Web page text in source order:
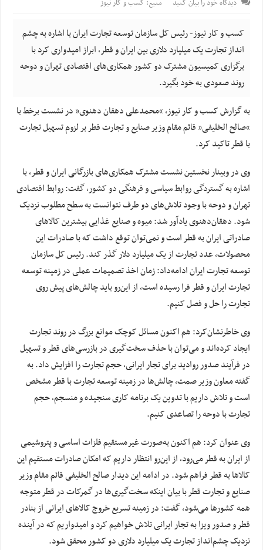
دیدگاه خود را بیان کنید
منبع: کسب و کار نیوز
کسب و کار نیوز- رئیس کل سازمان توسعه تجارت ایران با اشاره به چشم
انداز تجارت یک میلیارد دلاری بین ایران و قطر، ابراز امیدواری کرد با
برگزاری کمیسیون مشترک دو کشور همکاری‌های اقتصادی تهران و دوحه
روند صعودی به خود بگیرد.
به گزارش کسب و کار نیوز، “محمدعلی دهقان دهنوی” در نشست برخط با
“صالح الخلیفی” قائم مقام وزیر صنایع و تجارت قطر بر لزوم تسهیل تجارت
با قطر تاکید کرد.
وی در وبینار نخستین نشست مشترک همکاری‌های بازرگانی ایران و قطر، با
اشاره به گستردگی روابط سیاسی و فرهنگی دو کشور، گفت: روابط اقتصادی
تهران و دوحه با وجود تلاش‌های دو طرف نتوانست به سطح مطلوب نزدیک
شود. دهقان‌دهنوی یادآور شد: میوه و صنایع غذایی بیشترین کالاهای
صادراتی ایران به قطر است و نمی‌توان توقع داشت که با صادرات این
محصولات، عدد تجارت از یک میلیارد دلار گذر کند. رئیس کل سازمان
توسعه تجارت ایران ادامه‌داد: زمان اخذ تصمیمات عملی در زمینه توسعه
تجارت ایران و قطر فرا رسیده است، از این‌رو باید چالش‌های پیش روی
تجارت را حل و فصل کنیم.
وی خاطرنشان‌کرد: هم اکنون مسائل کوچک موانع بزرگ در روند تجارت
ایجاد کرده‌اند و می‌توان با حذف سخت‌گیری‌ در بازرسی‌های قطر و تسهیل
در فرآیند صدور روادید برای تجار ایرانی، حجم تجارت را افزایش داد. به
گفته معاون وزیر صمت، چالش‌ها در زمینه توسعه تجارت با قطر مشخص
است و تلاش داریم با تدوین یک برنامه کاری سنجیده و منسجم، حجم
تجارت با دوحه را تصاعدی کنیم.
وی عنوان کرد: هم اکنون به‌صورت غیرمستقیم فلزات اساسی و پتروشیمی
از ایران به قطر می‌رود، از این‌رو انتظار داریم که امکان صادرات مستقیم این
کالاها به قطر فراهم شود. در ادامه این دیدار صالح الخلیفی قائم مقام وزیر
صنایع و تجارت قطر با بیان اینکه سخت‌گیری‌ها در گمرکات در قطر متوجه
همه کشورها می‌شود، گفت: در زمینه تسریع خروج کالاهای ایرانی از بنادر
قطر و صدور ویزا به تجار ایرانی تلاش خواهیم کرد و امیدواریم که در آینده
نزدیک چشم‌انداز تجارت یک میلیارد دلاری دو کشور محقق شود.